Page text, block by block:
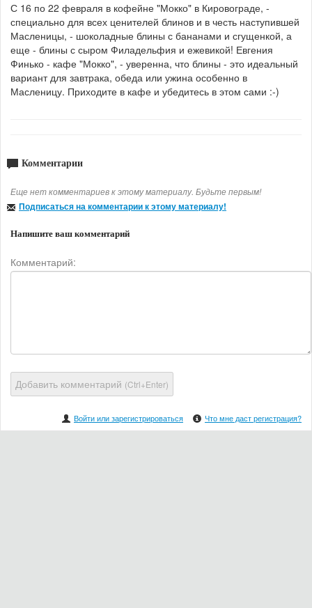
С 16 по 22 февраля в кофейне "Мокко" в Кировограде, -
специально для всех ценителей блинов и в честь наступившей
Масленицы, - шоколадные блины с бананами и сгущенкой, а
еще - блины с сыром Филадельфия и ежевикой! Евгения
Финько - кафе "Мокко", - уверенна, что блины - это идеальный
вариант для завтрака, обеда или ужина особенно в
Масленицу. Приходите в кафе и убедитесь в этом сами :-)
Комментарии
Еще нет комментариев к этому материалу. Будьте первым!
Подписаться на комментарии к этому материалу!
Напишите ваш комментарий
Комментарий:
Добавить комментарий (Ctrl+Enter)
Войти или зарегистрироваться Что мне даст регистрация?